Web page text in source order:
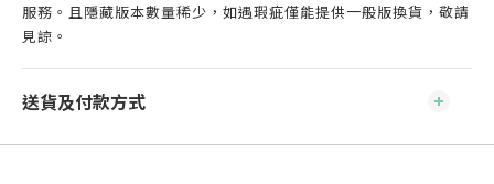
服務。且隱藏版本數量稀少，如遇瑕疵僅能提供一般版換貨，敬請
見諒。
送貨及付款方式